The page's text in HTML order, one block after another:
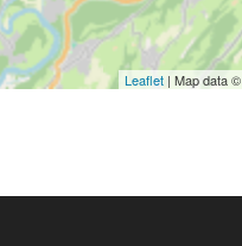
Leaflet | Map data ©